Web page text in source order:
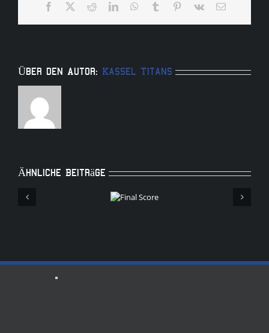
Facebook RedditLinkedInWhatsApp
Tumblr Pinterest
Vk
E-
Über den Autor: Kassel Titans
Ähnliche Beiträge